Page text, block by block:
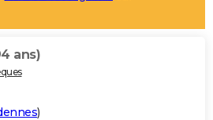
ans)
)